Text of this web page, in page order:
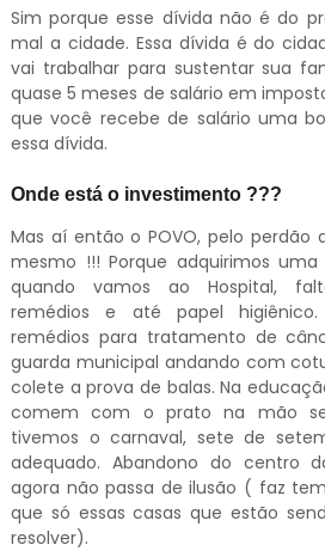
Sim porque esse dívida não é do
mal a cidade. Essa dívida é do
vai trabalhar para sustentar sua
quase 5 meses de salário em
que você recebe de salário uma
essa dívida.
Onde está o investimento ???
Mas aí então o POVO, pelo perdão
mesmo !!! Porque adquirimos uma
quando vamos ao Hospital,
remédios e até papel
remédios para tratamento de
guarda municipal andando com
colete a prova de balas. Na
comem com o prato na mão
tivemos o carnaval, sete de
adequado. Abandono do centro
agora não passa de ilusão ( faz
que só essas casas que estão
resolver).